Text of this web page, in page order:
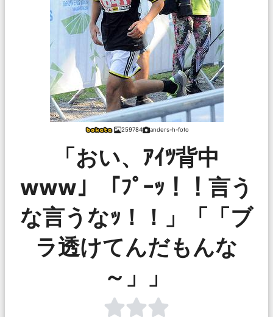
259784 anders-h-foto
「おい、ｱｲﾂ背中
www」「ﾌﾟｰｯ！！言う
な言うなｯ！！」「「ブ
ラ透けてんだもんな
～」」